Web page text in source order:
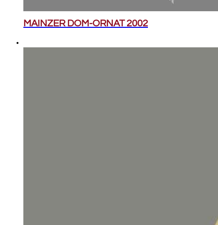
MAINZER DOM-ORNAT 2002